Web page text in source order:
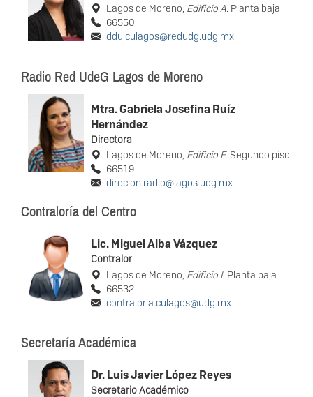
Lagos de Moreno, Edificio A. Planta baja
66550
ddu.culagos@redudg.udg.mx
Radio Red UdeG Lagos de Moreno
Mtra. Gabriela Josefina Ruíz
Hernández
Directora
Lagos de Moreno, Edificio E. Segundo piso
66519
direcion.radio@lagos.udg.mx
Contraloría del Centro
Lic. Miguel Alba Vázquez
Contralor
Lagos de Moreno, Edificio I. Planta baja
66532
contraloria.culagos@udg.mx
Secretaría Académica
Dr. Luis Javier López Reyes
Secretario Académico